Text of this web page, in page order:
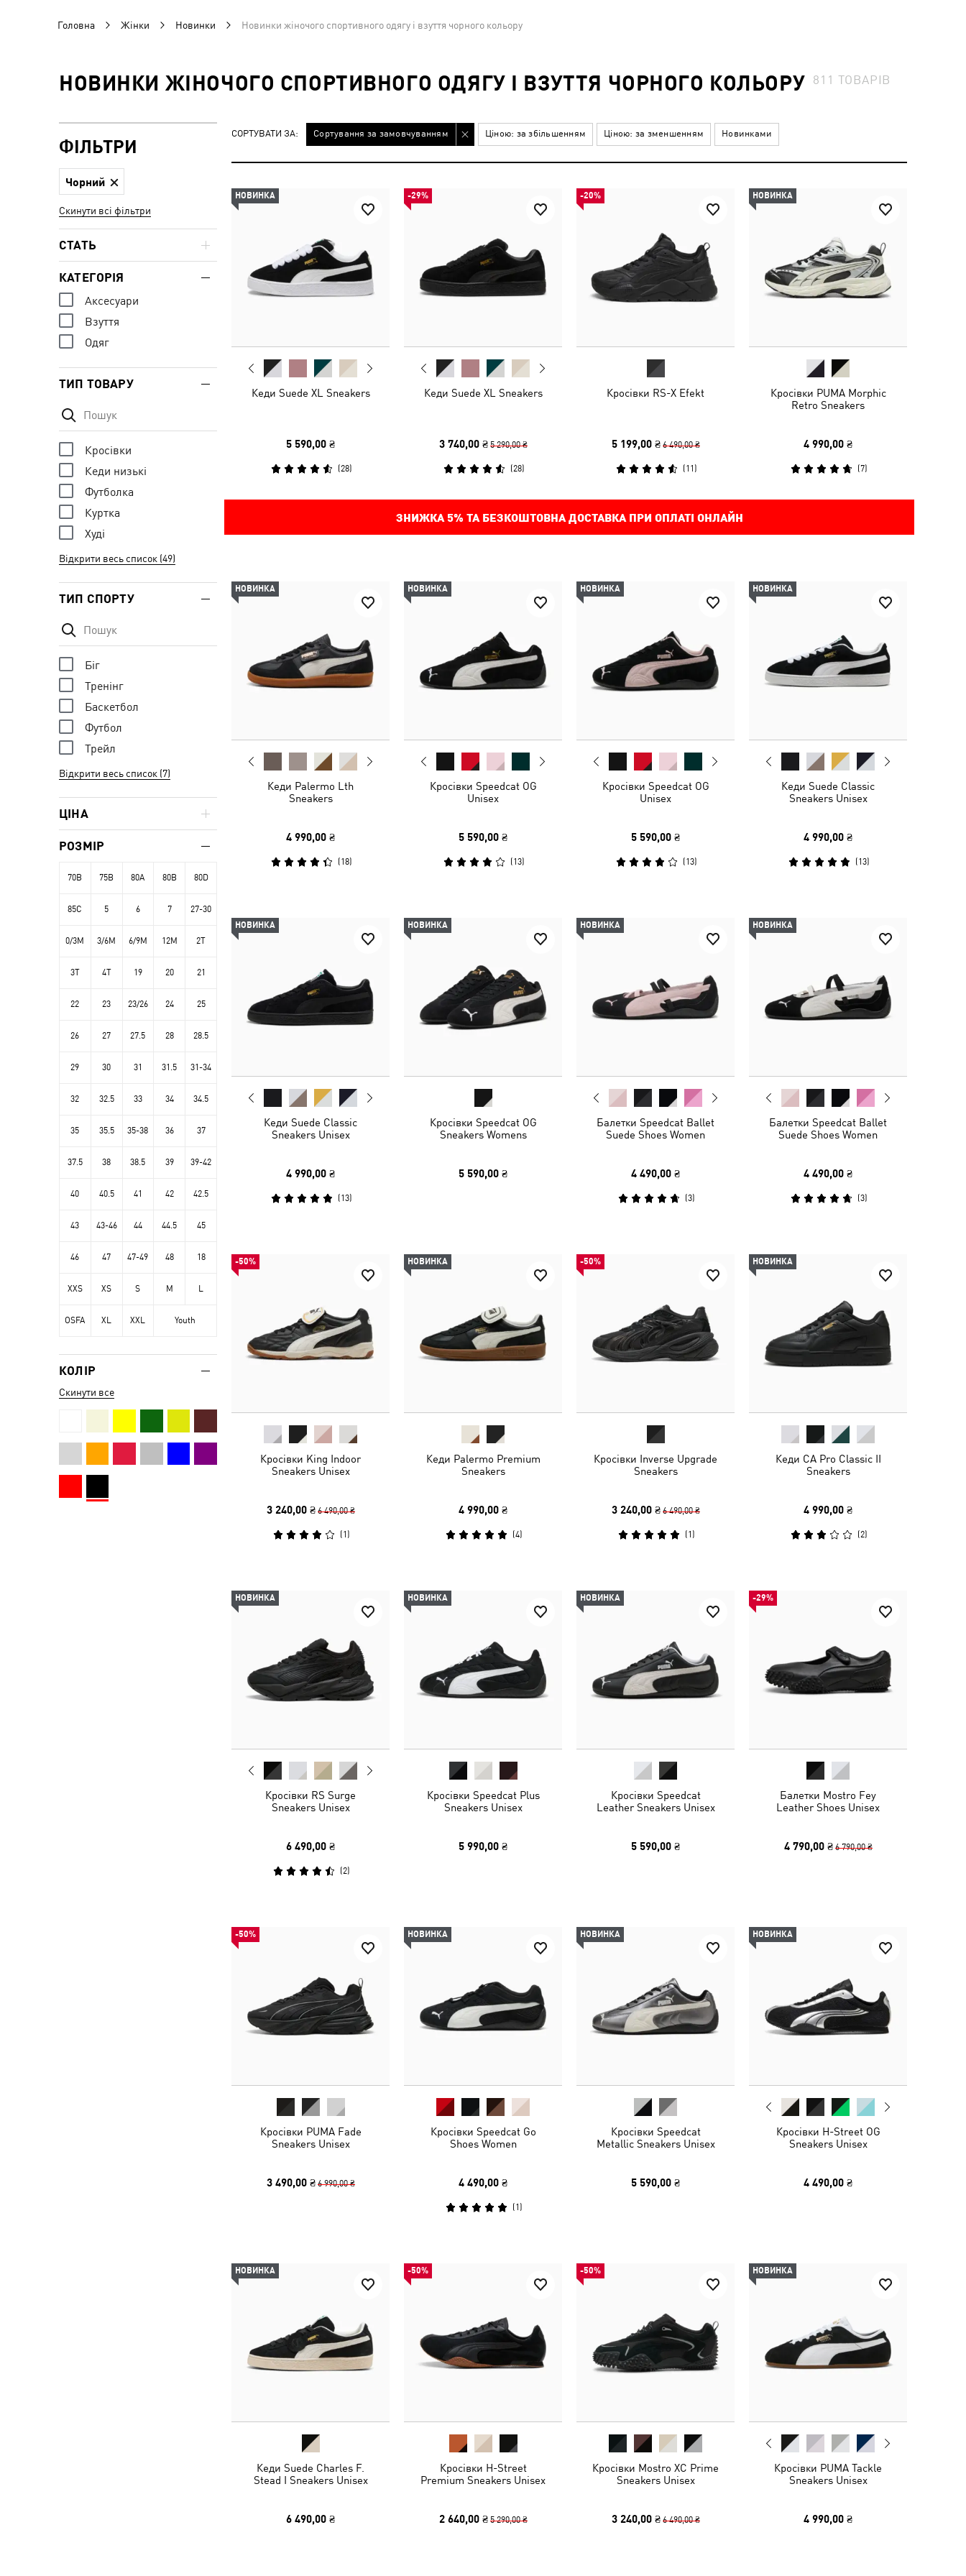
Головна Жінки Новинки Новинки жіночого спортивного одягу і взуття чорного кольору
НОВИНКИ ЖІНОЧОГО СПОРТИВНОГО ОДЯГУ І ВЗУТТЯ ЧОРНОГО КОЛЬОРУ 811 ТОВАРІВ
СОРТУВАТИ ЗА: Сортування за замовчуванням Ціною: за збільшенням Ціною: за зменшенням Новинками
НОВИНКА
Кеди Suede XL Sneakers
5 590,00 ₴
(28)
-29%
Кеди Suede XL Sneakers
3 740,00 ₴ 5 290,00 ₴
(28)
-20%
Кросівки RS-X Efekt
5 199,00 ₴ 6 490,00 ₴
(11 )
НОВИНКА
Кросівки PUMA Morphic
Retro Sneakers
4 990,00 ₴
(7)
ЗНИЖКА 5% ТА БЕЗКОШТОВНА ДОСТАВКА ПРИ ОПЛАТІ ОНЛАЙН
НОВИНКА
Кеди Palermo Lth
Sneakers
4 990,00 ₴
(18)
НОВИНКА
Кросівки Speedcat OG
Unisex
5 590,00 ₴
(13)
НОВИНКА
Кросівки Speedcat OG
Unisex
5 590,00 ₴
(13)
НОВИНКА
Кеди Suede Classic
Sneakers Unisex
4 990,00 ₴
(13)
НОВИНКА
Кеди Suede Classic
Sneakers Unisex
4 990,00 ₴
(13)
НОВИНКА
Кросівки Speedcat OG
Sneakers Womens
5 590,00 ₴
НОВИНКА
Балетки Speedcat Ballet
Suede Shoes Women
4 490,00 ₴
(3)
НОВИНКА
Балетки Speedcat Ballet
Suede Shoes Women
4 490,00 ₴
(3)
-50%
Кросівки King Indoor
Sneakers Unisex
3 240,00 ₴ 6 490,00 ₴
(1 )
НОВИНКА
Кеди Palermo Premium
Sneakers
4 990,00 ₴
(4)
-50%
Кросівки Inverse Upgrade
Sneakers
3 240,00 ₴ 6 490,00 ₴
(1 )
НОВИНКА
Кеди CA Pro Classic II
Sneakers
4 990,00 ₴
(2)
НОВИНКА
Кросівки RS Surge
Sneakers Unisex
6 490,00 ₴
(2)
НОВИНКА
Кросівки Speedcat Plus
Sneakers Unisex
5 990,00 ₴
НОВИНКА
Кросівки Speedcat
Leather Sneakers Unisex
5 590,00 ₴
-29%
Балетки Mostro Fey
Leather Shoes Unisex
4 790,00 ₴ 6 790,00 ₴
-50%
Кросівки PUMA Fade
Sneakers Unisex
3 490,00 ₴ 6 990,00 ₴
НОВИНКА
Кросівки Speedcat Go
Shoes Women
4 490,00 ₴
(1 )
НОВИНКА
Кросівки Speedcat
Metallic Sneakers Unisex
5 590,00 ₴
НОВИНКА
Кросівки H-Street OG
Sneakers Unisex
4 490,00 ₴
НОВИНКА
Кеди Suede Charles F.
Stead I Sneakers Unisex
6 490,00 ₴
-50%
Кросівки H-Street
Premium Sneakers Unisex
2 640,00 ₴ 5 290,00 ₴
-50%
Кросівки Mostro XC Prime
Sneakers Unisex
3 240,00 ₴ 6 490,00 ₴
НОВИНКА
Кросівки PUMA Tackle
Sneakers Unisex
4 990,00 ₴
ФІЛЬТРИ
Чорний
Скинути всі фільтри
СТАТЬ
КАТЕГОРІЯ
Аксесуари
Взуття
Одяг
ТИП ТОВАРУ
Кросівки
Кеди низькі
Футболка
Куртка
Худі
Відкрити весь список (49)
ТИП СПОРТУ
Біг
Тренінг
Баскетбол
Футбол
Трейл
Відкрити весь список (7)
ЦІНА
РОЗМІР
70B 75B 80A 80B 80D
85C 5 6 7 27-30
0/3M 3/6M 6/9M 12M 2T
3T 4T 19 20 21
22 23 23/26 24 25
26 27 27.5 28 28.5
29 30 31 31.5 31-34
32 32.5 33 34 34.5
35 35.5 35-38 36 37
37.5 38 38.5 39 39-42
40 40.5 41 42 42.5
43 43-46 44 44.5 45
46 47 47-49 48 18
XXS XS S M L
OSFA XL XXL Youth
КОЛІР
Скинути все